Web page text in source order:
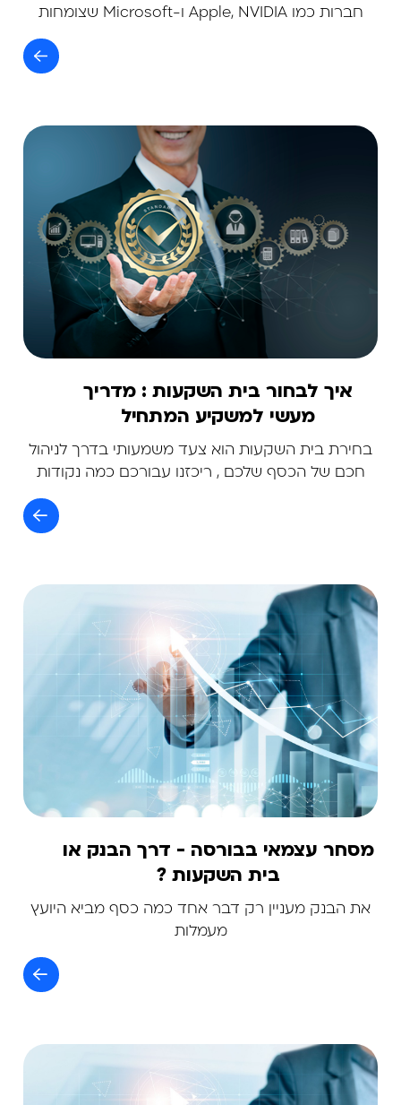
חברות כמו Apple, NVIDIA ו-Microsoft שצומחות
איך לבחור בית השקעות : מדריך
מעשי למשקיע המתחיל
בחירת בית השקעות הוא צעד משמעותי בדרך לניהול
חכם של הכסף שלכם , ריכזנו עבורכם כמה נקודות
מסחר עצמאי בבורסה - דרך הבנק או
בית השקעות ?
את הבנק מעניין רק דבר אחד כמה כסף מביא היועץ
מעמלות